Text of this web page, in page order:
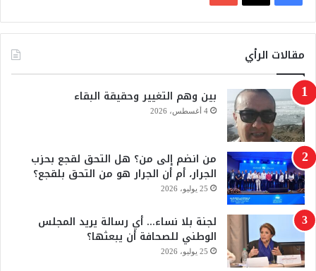
ي
ب
و
ك
X
Y
u
T
b
e
مقالات الرأي
بين وهم التغيير وحقيقة البقاء
4 أغسطس، 2026
من انضم إلى من؟ هل التحق لقجع بحزب
الجرار، أم أن الجرار هو من التحق بلقجع؟
25 يوليو، 2026
لجنة بلا نساء… أي رسالة يريد المجلس
الوطني للصحافة أن يبعثها؟
25 يوليو، 2026